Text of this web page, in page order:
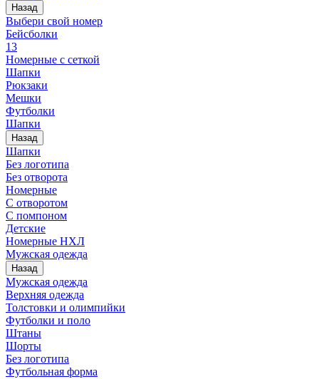
Назад
Выбери свой номер
Бейсболки
13
Номерные с сеткой
Шапки
Рюкзаки
Мешки
Футболки
Шапки
Назад
Шапки
Без логотипа
Без отворота
Номерные
С отворотом
С помпоном
Детские
Номерные НХЛ
Мужская одежда
Назад
Мужская одежда
Верхняя одежда
Толстовки и олимпийки
Футболки и поло
Штаны
Шорты
Без логотипа
Футбольная форма